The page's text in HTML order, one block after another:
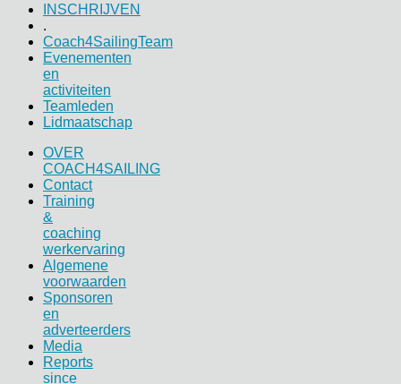
INSCHRIJVEN
.
Coach4SailingTeam
Evenementen
en
activiteiten
Teamleden
Lidmaatschap
OVER
COACH4SAILING
Contact
Training
&
coaching
werkervaring
Algemene
voorwaarden
Sponsoren
en
adverteerders
Media
Reports
since